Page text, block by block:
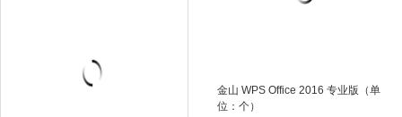
金山 WPS Office 2016 专业版（单
位：个）